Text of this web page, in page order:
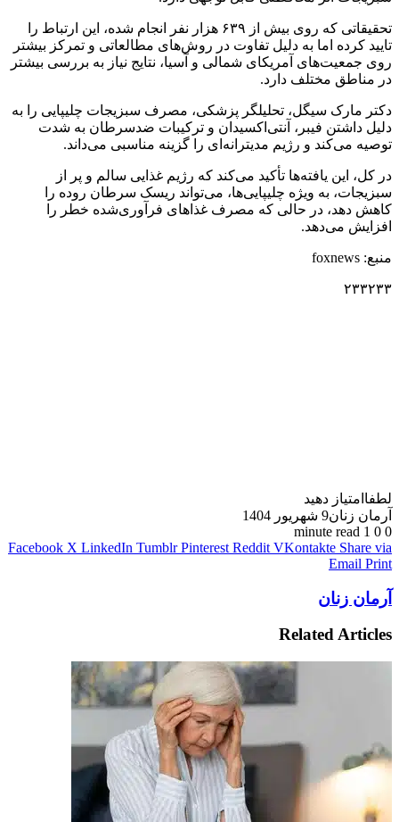
تحقیقاتی که روی بیش از ۶۳۹ هزار نفر انجام شده، این ارتباط را
تایید کرده اما به دلیل تفاوت در روش‌های مطالعاتی و تمرکز بیشتر
روی جمعیت‌های آمریکای شمالی و آسیا، نتایج نیاز به بررسی بیشتر
در مناطق مختلف دارد.
دکتر مارک سیگل، تحلیلگر پزشکی، مصرف سبزیجات چلیپایی را به
دلیل داشتن فیبر، آنتی‌اکسیدان و ترکیبات ضدسرطان به شدت
توصیه می‌کند و رژیم مدیترانه‌ای را گزینه مناسبی می‌داند.
در کل، این یافته‌ها تأکید می‌کند که رژیم غذایی سالم و پر از
سبزیجات، به ویژه چلیپایی‌ها، می‌تواند ریسک سرطان روده را
کاهش دهد، در حالی که مصرف غذاهای فرآوری‌شده خطر را
افزایش می‌دهد.
منبع: foxnews
۲۳۳۲۳۳
لطفاامتیاز دهید
آرمان زنان9 شهریور 1404
0
1 minute read
Facebook X LinkedIn Tumblr Pinterest Reddit VKontakte Share via
Email Print
آرمان زنان
Related Articles